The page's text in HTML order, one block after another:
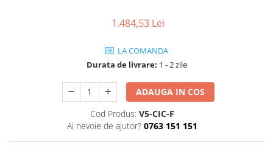
1.484,53 Lei
LA COMANDA
Durata de livrare: 1 - 2 zile
ADAUGA IN COS
Cod Produs: V5-CIC-F
Ai nevoie de ajutor? 0763 151 151